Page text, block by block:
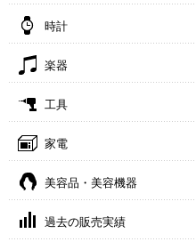
時計
楽器
工具
家電
美容品・美容機器
過去の販売実績